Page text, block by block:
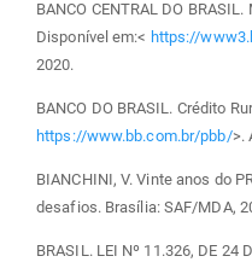
BANCO CENTRAL DO
Disponível em:< https://
2020.
BANCO DO BRASIL. Crédito
https://www.bb.com.br/pbb/>.
BIANCHINI, V. Vinte anos do
desafios. Brasília: SAF/MDA,
BRASIL. LEI Nº 11.326, DE 24